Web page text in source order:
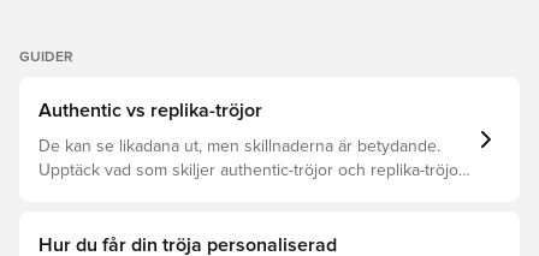
GUIDER
Authentic vs replika-tröjor
De kan se likadana ut, men skillnaderna är betydande.
Upptäck vad som skiljer authentic-tröjor och replika-tröjor
Hur du får din tröja personaliserad